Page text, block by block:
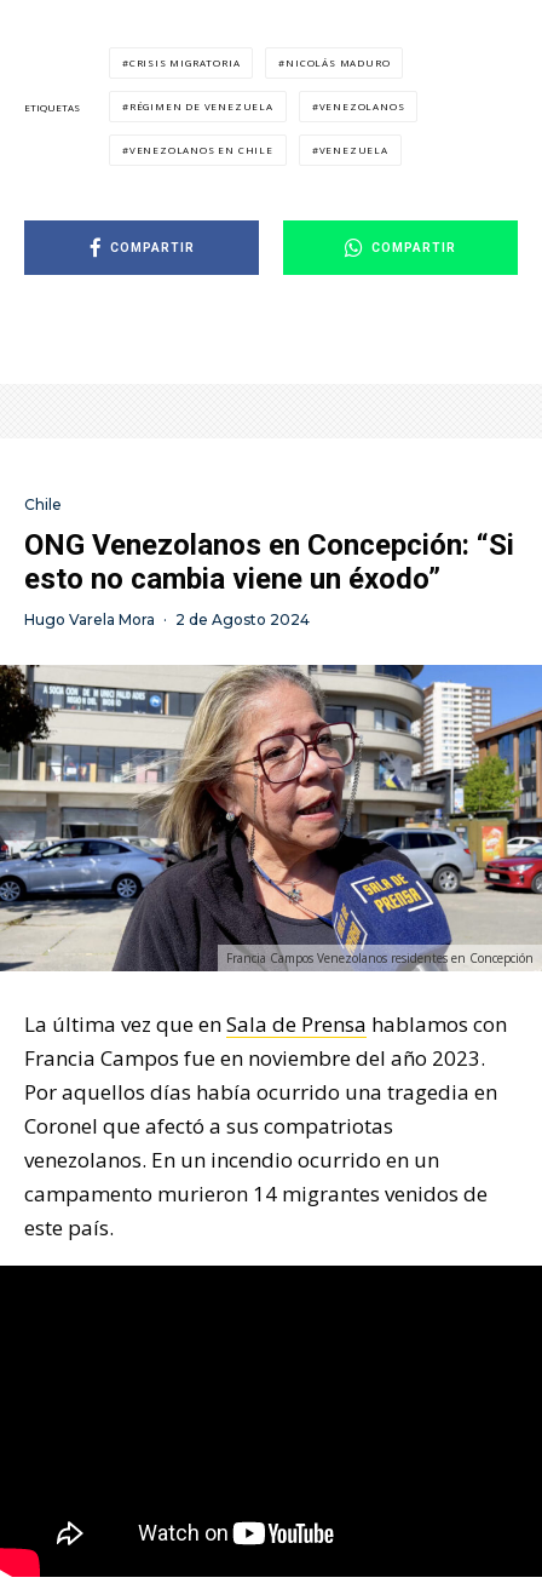
ETIQUETAS
CRISIS MIGRATORIA NICOLÁS MADURO
RÉGIMEN DE VENEZUELA VENEZOLANOS
VENEZOLANOS EN CHILE VENEZUELA
COMPARTIR COMPARTIR
Chile
ONG Venezolanos en Concepción: “Si
esto no cambia viene un éxodo”
Hugo Varela Mora · 2 de Agosto 2024
Francia Campos Venezolanos residentes en Concepción
La última vez que enSala de Prensa hablamos con
Francia Campos fue en noviembre del año 2023.
Por aquellos días había ocurrido una tragedia en
Coronel que afectó a sus compatriotas
venezolanos. En un incendio ocurrido en un
campamento murieron 14 migrantes venidos de
este país.